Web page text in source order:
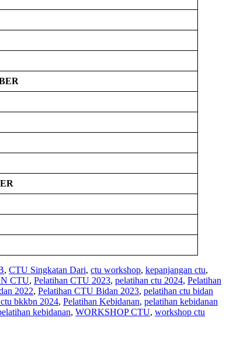
, CTU Singkatan Dari, ctu workshop, kepanjangan ctu,
CTU, Pelatihan CTU 2023, pelatihan ctu 2024, Pelatihan
2022, Pelatihan CTU Bidan 2023, pelatihan ctu bidan
bkkbn 2024, Pelatihan Kebidanan, pelatihan kebidanan
kebidanan, WORKSHOP CTU, workshop ctu